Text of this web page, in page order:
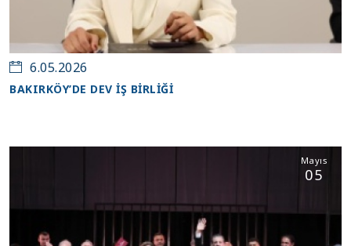
6.05.2026
BAKIRKÖY’DE DEV İŞ BİRLİĞİ
Mayıs
05